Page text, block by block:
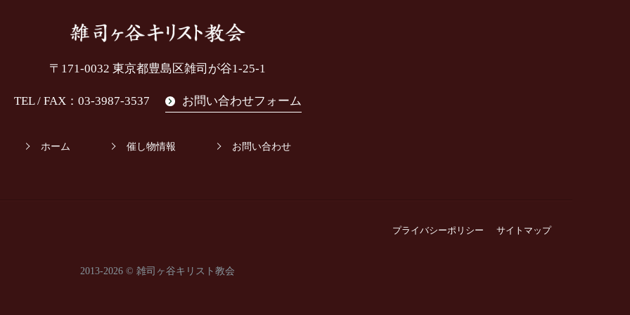
〒171-0032 東京都豊島区雑司が谷1-25-1
TEL / FAX：03-3987-3537 お問い合わせフォーム
ホーム 催し物情報 お問い合わせ
プライバシーポリシー サイトマップ
2013-2026 © 雑司ヶ谷キリスト教会